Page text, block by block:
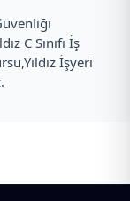
C Sınıfı İş
İşyeri